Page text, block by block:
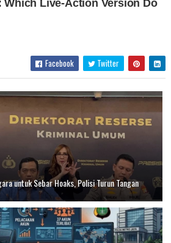
Facebook Twitter
untuk Sebar Hoaks, Polisi Turun Tangan